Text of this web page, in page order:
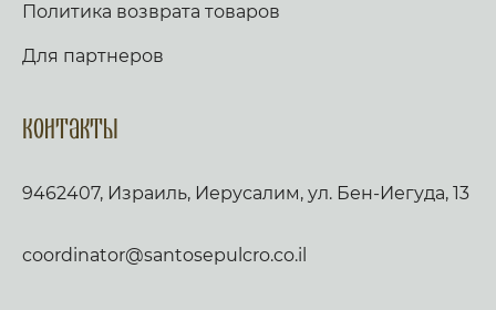
Политика возврата товаров
Для партнеров
Контакты
9462407, Израиль, Иерусалим, ул. Бен-Иегуда, 13
coordinator@santosepulcro.co.il